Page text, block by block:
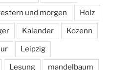
und morgen Holz
Kalender Kozenn
Leipzig
Lesung mandelbaum